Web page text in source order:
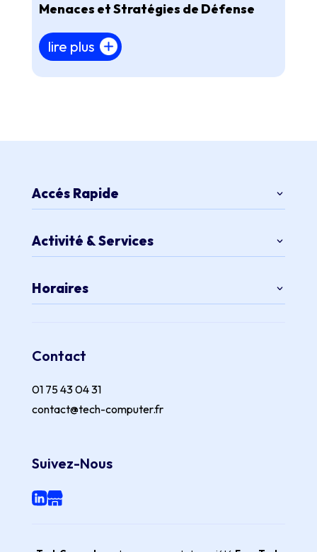
Menaces et Stratégies de Défense
lire plus
Accés Rapide
Activité & Services
Horaires
Contact
01 75 43 04 31
contact@tech-computer.fr
Suivez-Nous